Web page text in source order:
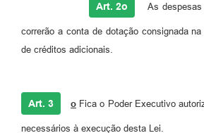
Art. 2o As
correrão a conta de dotação consignada
de créditos adicionais.
Art. 3 o Fica o Poder Executivo
necessários à execução desta Lei.